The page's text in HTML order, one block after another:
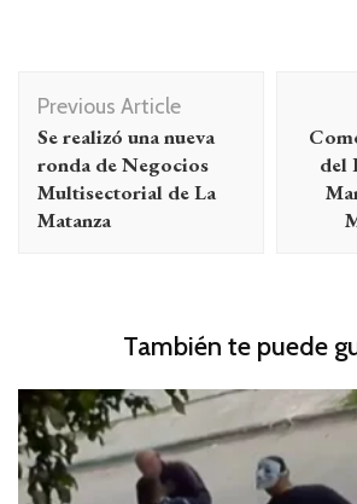
Navegación
de
entradas
Previous Article
Se realizó una nueva
ronda de Negocios
Multisectorial de La
Matanza
del
También te puede